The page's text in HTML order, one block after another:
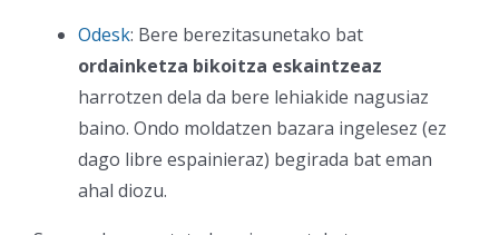
Odesk: Bere berezitasunetako bat
ordainketza bikoitza eskaintzeaz
harrotzen dela da bere lehiakide nagusiaz
baino. Ondo moldatzen bazara ingelesez (ez
dago libre espainieraz) begirada bat eman
ahal diozu.